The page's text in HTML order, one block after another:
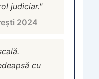
judiciar."
2024
cu